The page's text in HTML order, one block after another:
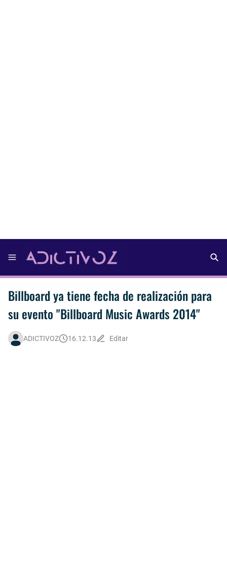
Billboard ya tiene fecha de realización para
su evento "Billboard Music Awards 2014"
ADICTIVOZ 16.12.13 Editar